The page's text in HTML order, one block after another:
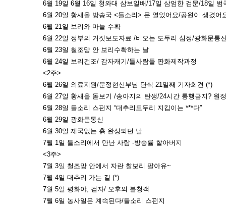
6월 19일 6월 16일 청와대 삼보일배/17일 삼엄한 검문/18일 범
6월 20일 황새울 방송국 <들소리> 문 열었어요/공원이 생겼어
6월 21일 보리와 마늘 수확
6월 22일 정부의 거짓보도자료 /비오는 도두리 심정/광화문통
6월 23일 철조망 안 보리수확하는 날
6월 24일 보리건조/ 감자캐기/들사람들 판화제작과정
<2주>
6월 26일 의료지원/문정현신부님 단식 21일째 기자회견 (*)
6월 27일 황새울 돋보기 /송아지의 탄생/24시간 통행금지? 원
6월 28일 들소리 스펀지 “대추리도두리 지킴이는 ***다”
6월 29일 광화문통신
6월 30일 제국없는 흙 완성되던 날
7월 1일 들소리에서 만난 사람 -방승률 할아버지
<3주>
7월 3일 철조망 안에서 자란 찰보리 팔아유~
7월 4일 대추리 가는 길 (*)
7월 5일 평화야, 걷자/ 오후의 불청객
7월 6일 농사일은 계속된다/들소리 스펀지